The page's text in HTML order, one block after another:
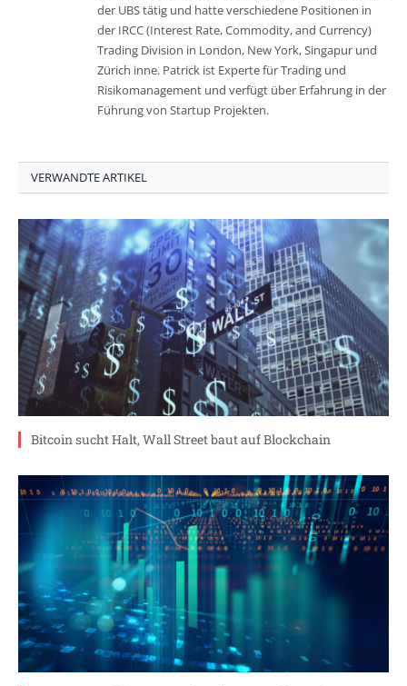
der UBS tätig und hatte verschiedene Positionen in
der IRCC (Interest Rate, Commodity, and Currency)
Trading Division in London, New York, Singapur und
Zürich inne. Patrick ist Experte für Trading und
Risikomanagement und verfügt über Erfahrung in der
Führung von Startup Projekten.
VERWANDTE ARTIKEL
Bitcoin sucht Halt, Wall Street baut auf Blockchain